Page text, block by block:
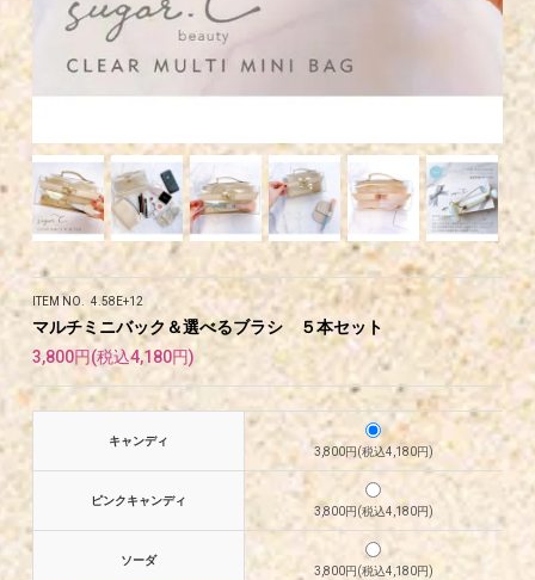
ITEM NO. 4.58E+12
マルチミニバック＆選べるブラシ ５本セット
3,800円(税込4,180円)
キャンディ
3,800円(税込4,180円)
ピンクキャンディ
3,800円(税込4,180円)
ソーダ
3,800円(税込4,180円)